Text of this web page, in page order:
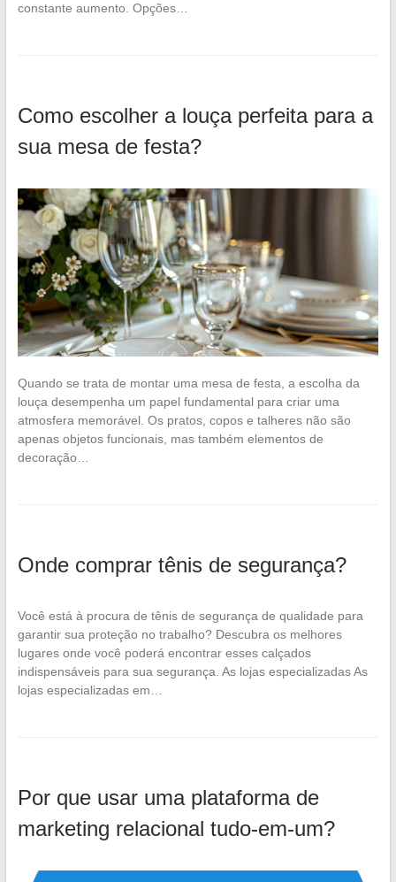
constante aumento. Opções…
Como escolher a louça perfeita para a
sua mesa de festa?
Quando se trata de montar uma mesa de festa, a escolha da
louça desempenha um papel fundamental para criar uma
atmosfera memorável. Os pratos, copos e talheres não são
apenas objetos funcionais, mas também elementos de
decoração…
Onde comprar tênis de segurança?
Você está à procura de tênis de segurança de qualidade para
garantir sua proteção no trabalho? Descubra os melhores
lugares onde você poderá encontrar esses calçados
indispensáveis para sua segurança. As lojas especializadas As
lojas especializadas em…
Por que usar uma plataforma de
marketing relacional tudo-em-um?